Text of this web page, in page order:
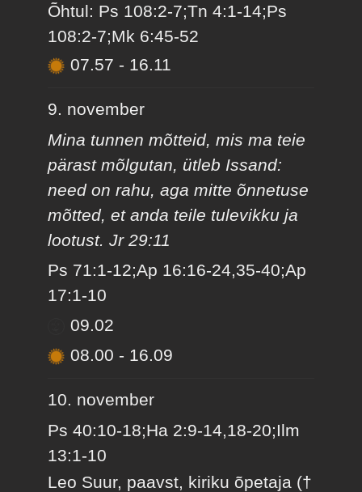
Õhtul: Ps 108:2-7;Tn 4:1-14;Ps
108:2-7;Mk 6:45-52
07.57 - 16.11
9. november
Mina tunnen mõtteid, mis ma teie
pärast mõlgutan, ütleb Issand:
need on rahu, aga mitte õnnetuse
mõtted, et anda teile tulevikku ja
lootust. Jr 29:11
Ps 71:1-12;Ap 16:16-24,35-40;Ap
17:1-10
09.02
08.00 - 16.09
10. november
Ps 40:10-18;Ha 2:9-14,18-20;Ilm
13:1-10
Leo Suur, paavst, kiriku õpetaja (†